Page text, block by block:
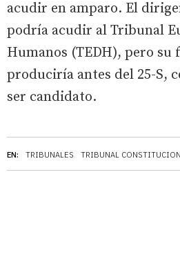
EN: TRIBUNALES TRIBUNAL
acudir en amparo. El
podría acudir al Tribunal
Humanos (TEDH), pero su
produciría antes del 25-S,
ser candidato.